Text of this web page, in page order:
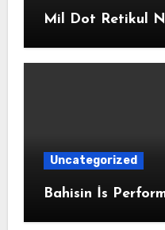
Mil Dot Retikul
Uncategorized
Bahisin İs